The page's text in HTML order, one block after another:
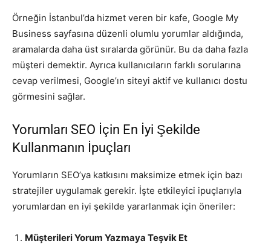
Örneğin İstanbul’da hizmet veren bir kafe, Google My
Business sayfasına düzenli olumlu yorumlar aldığında,
aramalarda daha üst sıralarda görünür. Bu da daha fazla
müşteri demektir. Ayrıca kullanıcıların farklı sorularına
cevap verilmesi, Google’ın siteyi aktif ve kullanıcı dostu
görmesini sağlar.
Yorumları SEO İçin En İyi Şekilde
Kullanmanın İpuçları
Yorumların SEO’ya katkısını maksimize etmek için bazı
stratejiler uygulamak gerekir. İşte etkileyici ipuçlarıyla
yorumlardan en iyi şekilde yararlanmak için öneriler:
Müşterileri Yorum Yazmaya Teşvik Et